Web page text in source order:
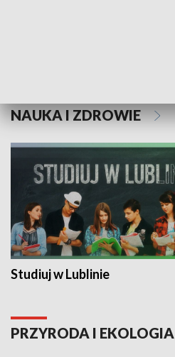
NAUKA I ZDROWIE
Studiuj w Lublinie
PRZYRODA I EKOLOGIA